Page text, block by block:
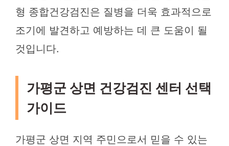
형 종합건강검진은 질병을 더욱 효과적으로
조기에 발견하고 예방하는 데 큰 도움이 될
것입니다.
가평군 상면 건강검진 센터 선택
가이드
가평군 상면 지역 주민으로서 믿을 수 있는